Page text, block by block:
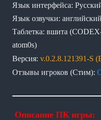
Язык интерфейса:
Язык озвучки: английский
Таблетка: вшита
atom0s)
Версия: v.0.2.8.121391-S
Отзывы игроков (Стим):
Описание ПК игры: